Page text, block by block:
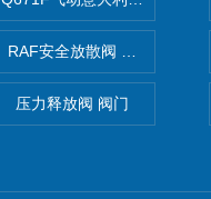
RAF安全放散阀 阀生产
压力释放阀 阀门